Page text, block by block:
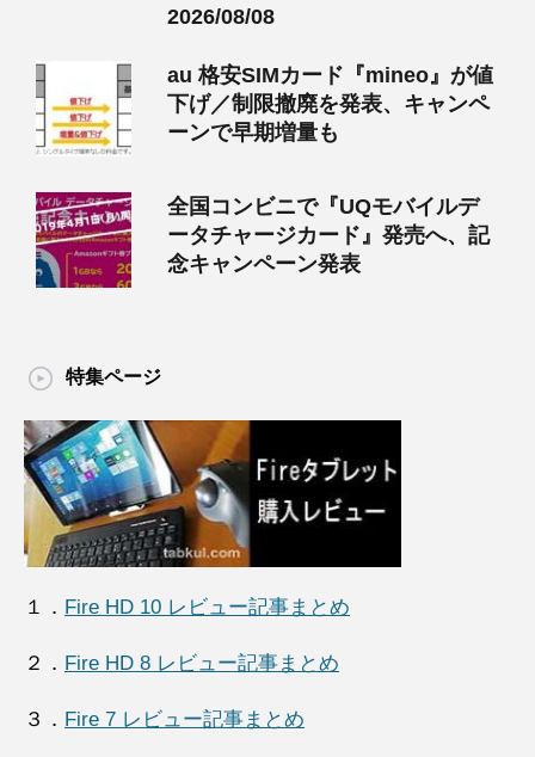
2026/08/08
au 格安SIMカード『mineo』が値
下げ／制限撤廃を発表、キャンペ
ーンで早期増量も
全国コンビニで『UQモバイルデ
ータチャージカード』発売へ、記
念キャンペーン発表
特集ページ
１． Fire HD 10 レビュー記事まとめ
２． Fire HD 8 レビュー記事まとめ
３． Fire 7 レビュー記事まとめ